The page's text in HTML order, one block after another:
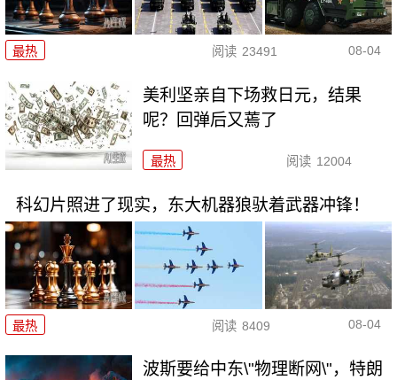
最热 阅读 23491 08-04
美利坚亲自下场救日元，结果
呢？回弹后又蔫了
最热 阅读 12004
科幻片照进了现实，东大机器狼驮着武器冲锋！
最热 阅读 8409 08-04
波斯要给中东\"物理断网\"，特朗